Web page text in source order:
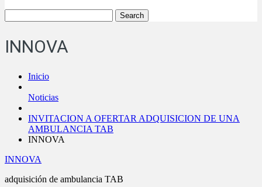
INNOVA
Inicio
Noticias
INVITACION A OFERTAR ADQUISICION DE UNA
AMBULANCIA TAB
INNOVA
INNOVA
adquisición de ambulancia TAB